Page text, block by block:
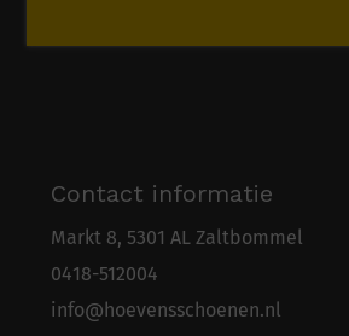
Contact informatie
Markt 8, 5301 AL Zaltbommel
0418-512004
info@hoevensschoenen.nl